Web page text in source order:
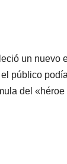
un nuevo
público
del